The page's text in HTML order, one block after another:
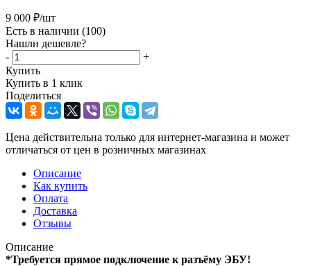
9 000 ₽/шт
Есть в наличии (100)
Нашли дешевле?
-
+
Купить
Купить в 1 клик
Поделиться
Цена действительна только для интернет-магазина и может
отличаться от цен в розничных магазинах
Описание
Как купить
Оплата
Доставка
Отзывы
Описание
*Требуется прямое подключение к разъёму ЭБУ!